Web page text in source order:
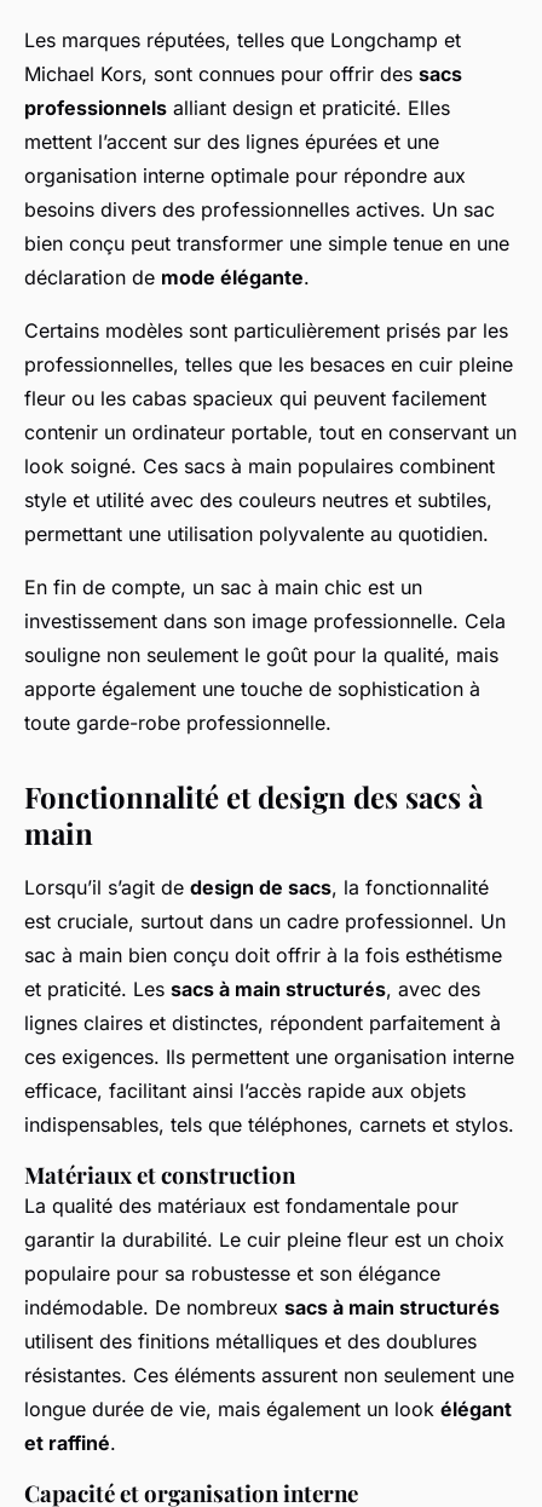
Les marques réputées, telles que Longchamp et
Michael Kors, sont connues pour offrir des sacs
professionnels alliant design et praticité. Elles
mettent l’accent sur des lignes épurées et une
organisation interne optimale pour répondre aux
besoins divers des professionnelles actives. Un sac
bien conçu peut transformer une simple tenue en une
déclaration de mode élégante.
Certains modèles sont particulièrement prisés par les
professionnelles, telles que les besaces en cuir pleine
fleur ou les cabas spacieux qui peuvent facilement
contenir un ordinateur portable, tout en conservant un
look soigné. Ces sacs à main populaires combinent
style et utilité avec des couleurs neutres et subtiles,
permettant une utilisation polyvalente au quotidien.
En fin de compte, un sac à main chic est un
investissement dans son image professionnelle. Cela
souligne non seulement le goût pour la qualité, mais
apporte également une touche de sophistication à
toute garde-robe professionnelle.
Fonctionnalité et design des sacs à
main
Lorsqu’il s’agit de design de sacs, la fonctionnalité
est cruciale, surtout dans un cadre professionnel. Un
sac à main bien conçu doit offrir à la fois esthétisme
et praticité. Les sacs à main structurés, avec des
lignes claires et distinctes, répondent parfaitement à
ces exigences. Ils permettent une organisation interne
efficace, facilitant ainsi l’accès rapide aux objets
indispensables, tels que téléphones, carnets et stylos.
Matériaux et construction
La qualité des matériaux est fondamentale pour
garantir la durabilité. Le cuir pleine fleur est un choix
populaire pour sa robustesse et son élégance
indémodable. De nombreux sacs à main structurés
utilisent des finitions métalliques et des doublures
résistantes. Ces éléments assurent non seulement une
longue durée de vie, mais également un look élégant
et raffiné.
Capacité et organisation interne